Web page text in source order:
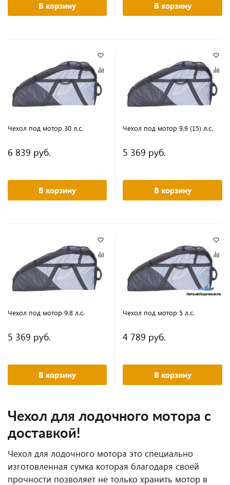
В корзину В корзину
Чехол под мотор 30 л.с.
6 839 руб.
В корзину
Чехол под мотор 9.9 (15) л.с.
5 369 руб.
В корзину
Чехол под мотор 9.8 л.с.
5 369 руб.
В корзину
Чехол под мотор 5 л.с.
4 789 руб.
В корзину
Чехол для лодочного мотора с
доставкой!
Чехол для лодочного мотора это специально
изготовленная сумка которая благодаря своей
прочности позволяет не только хранить мотор в